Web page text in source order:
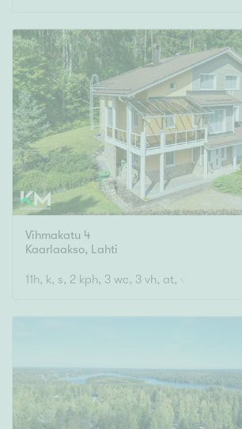
Kunto
Hyvä
Tyydyttävä
Välttävä
Ominaisuudet
Hissi
Järvi- tai merinäköala
Maalämpö
Oma ranta
Oma sauna
Vihmakatu 4
Kaarlaakso, Lahti
11h, k, s, 2 kph, 3 wc, 3 vh, at, var./tekn. tila